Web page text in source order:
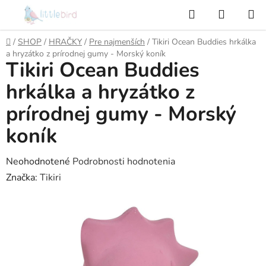
obsah
Hľadať
KOŠÍK
Domov
/ SHOP / HRAČKY / Pre najmenších / Tikiri Ocean Buddies hrkálka
a hryzátko z prírodnej gumy - Morský koník
Tikiri Ocean Buddies
hrkálka a hryzátko z
prírodnej gumy - Morský
koník
Priemerné
hodnotenie
Neohodnotené Podrobnosti hodnotenia
Značka: Tikiri